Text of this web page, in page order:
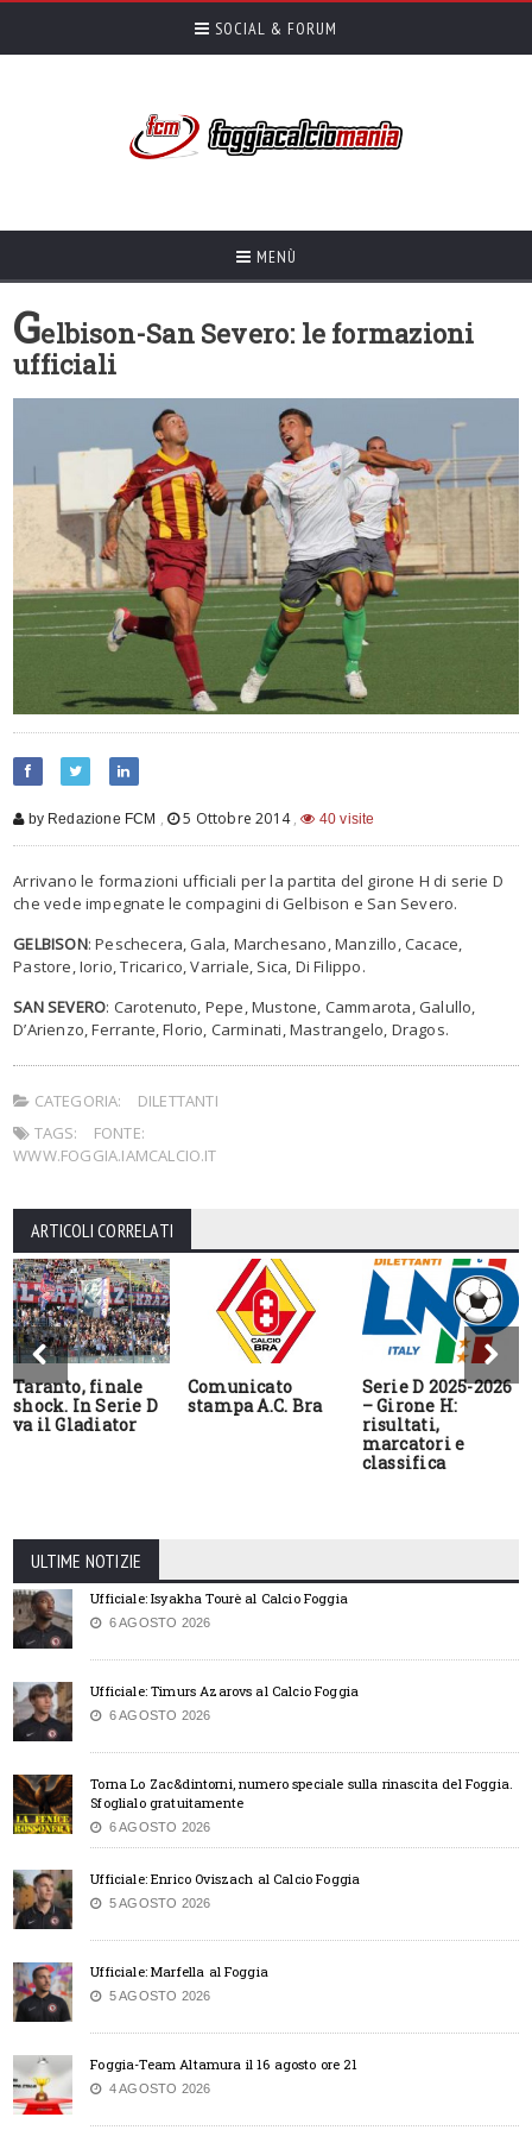
SOCIAL & FORUM
MENÙ
Gelbison-San Severo: le formazioni
ufficiali
by Redazione FCM , 5 Ottobre 2014, 40 visite
Arrivano le formazioni ufficiali per la partita del girone H di serie D
che vede impegnate le compagini di Gelbison e San Severo.
GELBISON: Peschecera, Gala, Marchesano, Manzillo, Cacace,
Pastore, Iorio, Tricarico, Varriale, Sica, Di Filippo.
SAN SEVERO: Carotenuto, Pepe, Mustone, Cammarota, Galullo,
D’Arienzo, Ferrante, Florio, Carminati, Mastrangelo, Dragos.
CATEGORIA:
DILETTANTI
TAGS:
FONTE:
WWW.FOGGIA.IAMCALCIO.IT
ARTICOLI CORRELATI
Taranto, finale
shock. In Serie D
va il Gladiator
Comunicato
stampa A.C. Bra
Serie D 2025-2026
– Girone H:
risultati,
marcatori e
classifica
ULTIME NOTIZIE
Ufficiale: Isyakha Tourè al Calcio Foggia
6 AGOSTO 2026
Ufficiale: Timurs Azarovs al Calcio Foggia
6 AGOSTO 2026
Torna Lo Zac&dintorni, numero speciale sulla rinascita del Foggia.
Sfoglialo gratuitamente
6 AGOSTO 2026
Ufficiale: Enrico Oviszach al Calcio Foggia
5 AGOSTO 2026
Ufficiale: Marfella al Foggia
5 AGOSTO 2026
Foggia-Team Altamura il 16 agosto ore 21
4 AGOSTO 2026